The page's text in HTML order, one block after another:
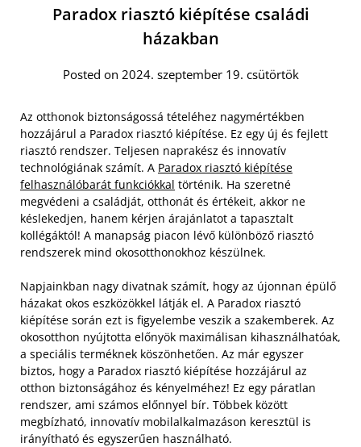
Paradox riasztó kiépítése családi
házakban
Posted on 2024. szeptember 19. csütörtök
Az otthonok biztonságossá tételéhez nagymértékben
hozzájárul a Paradox riasztó kiépítése. Ez egy új és fejlett
riasztó rendszer. Teljesen naprakész és innovatív
technológiának számít. A Paradox riasztó kiépítése
felhasználóbarát funkciókkal történik. Ha szeretné
megvédeni a családját, otthonát és értékeit, akkor ne
késlekedjen, hanem kérjen árajánlatot a tapasztalt
kollégáktól! A manapság piacon lévő különböző riasztó
rendszerek mind okosotthonokhoz készülnek.
Napjainkban nagy divatnak számít, hogy az újonnan épülő
házakat okos eszközökkel látják el. A Paradox riasztó
kiépítése során ezt is figyelembe veszik a szakemberek. Az
okosotthon nyújtotta előnyök maximálisan kihasználhatóak,
a speciális terméknek köszönhetően. Az már egyszer
biztos, hogy a Paradox riasztó kiépítése hozzájárul az
otthon biztonságához és kényelméhez! Ez egy páratlan
rendszer, ami számos előnnyel bír. Többek között
megbízható, innovatív mobilalkalmazáson keresztül is
irányítható és egyszerűen használható.